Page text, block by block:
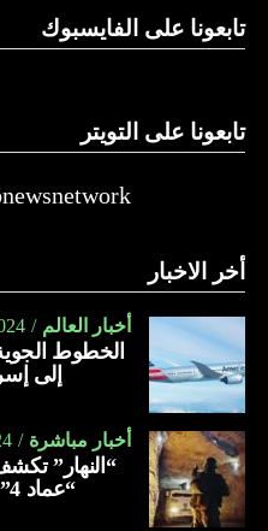
تابعونا على الفايسبوك
تابعونا على التويتر
أخر الاخبار
أخبار العالم
الخطوط
إلى
أخبار مباشرة
“النهار”
“عماد 4” مأخوذة من أوكرانيا….